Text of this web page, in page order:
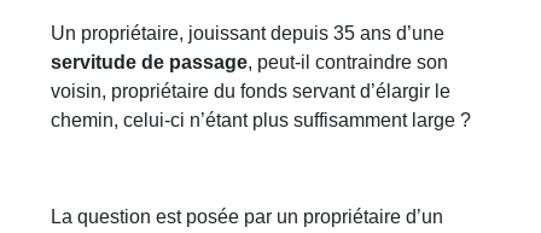
Un propriétaire, jouissant depuis 35 ans d’une
servitude de passage, peut-il contraindre son
voisin, propriétaire du fonds servant d’élargir le
chemin, celui-ci n’étant plus suffisamment large ?
La question est posée par un propriétaire d’un